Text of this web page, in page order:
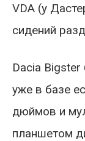
VDA (у
сидений
Dacia Bigster
уже в базе
дюймов и
планшетом